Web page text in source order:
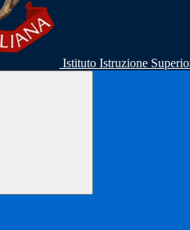
Istituto Istruzione